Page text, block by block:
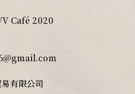
Café 2020
有限公司